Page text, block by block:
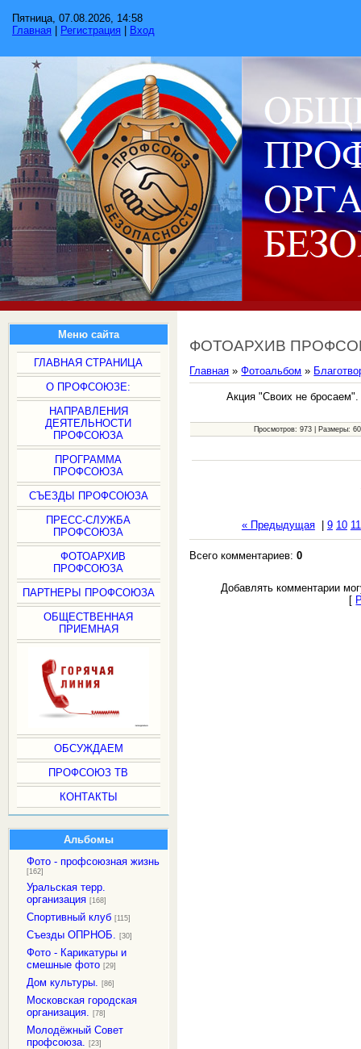
Пятница, 07.08.2026, 14:58
Главная
Регистрация Вход
Меню сайта
ГЛАВНАЯ СТРАНИЦА
О ПРОФСОЮЗЕ:
НАПРАВЛЕНИЯ
ДЕЯТЕЛЬНОСТИ
ПРОФСОЮЗА
ПРОГРАММА
ПРОФСОЮЗА
СЪЕЗДЫ ПРОФСОЮЗА
ПРЕСС-СЛУЖБА
ПРОФСОЮЗА
ФОТОАРХИВ
ПРОФСОЮЗА
ПАРТНЕРЫ ПРОФСОЮЗА
ОБЩЕСТВЕННАЯ
ПРИЕМНАЯ
ОБСУЖДАЕМ
ПРОФСОЮЗ ТВ
КОНТАКТЫ
Альбомы
Фото - профсоюзная жизнь
[162]
Уральская терр.
организация [168]
Спортивный клуб [115]
Съезды ОПРНОБ. [30]
Фото - Карикатуры и
смешные фото [29]
Дом культуры. [86]
Московская городская
организация. [78]
Молодёжный Совет
профсоюза. [23]
ФОТОАРХИВ
Главная »Фотоальбом »
Акция "Своих не
Просмотров: 973 | Размеры:
« Предыдущая| 9 10 11
Всего комментариев:0
Добавлять комментарии
[